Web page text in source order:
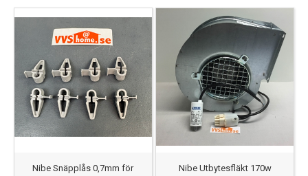
Nibe Snäpplås 0,7mm för
Nibe Utbytesfläkt 170w